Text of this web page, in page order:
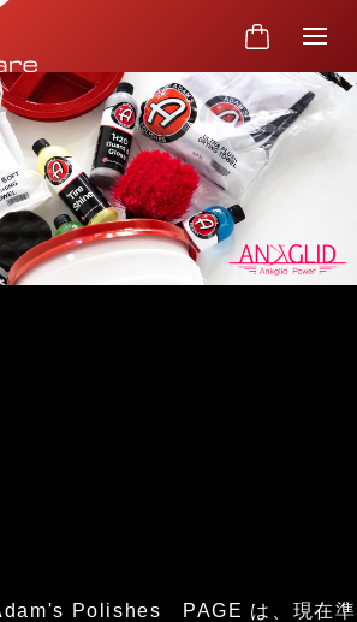
Polishes PAGE は、現在準